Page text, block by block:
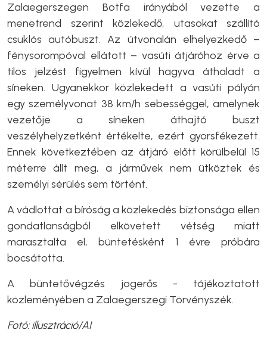
Zalaegerszegen Botfa irányából vezette a
menetrend szerint közlekedő, utasokat szállító
csuklós autóbuszt. Az útvonalán elhelyezkedő –
fénysorompóval ellátott – vasúti átjáróhoz érve a
tilos jelzést figyelmen kívül hagyva áthaladt a
síneken. Ugyanekkor közlekedett a vasúti pályán
egy személyvonat 38 km/h sebességgel, amelynek
vezetője a síneken áthajtó buszt
veszélyhelyzetként értékelte, ezért gyorsfékezett.
Ennek következtében az átjáró előtt körülbelül 15
méterre állt meg, a járművek nem ütköztek és
személyi sérülés sem történt.
A vádlottat a bíróság a közlekedés biztonsága ellen
gondatlanságból elkövetett vétség miatt
marasztalta el, büntetésként 1 évre próbára
bocsátotta.
A büntetővégzés jogerős - tájékoztatott
közleményében a Zalaegerszegi Törvényszék.
Fotó: illusztráció/AI